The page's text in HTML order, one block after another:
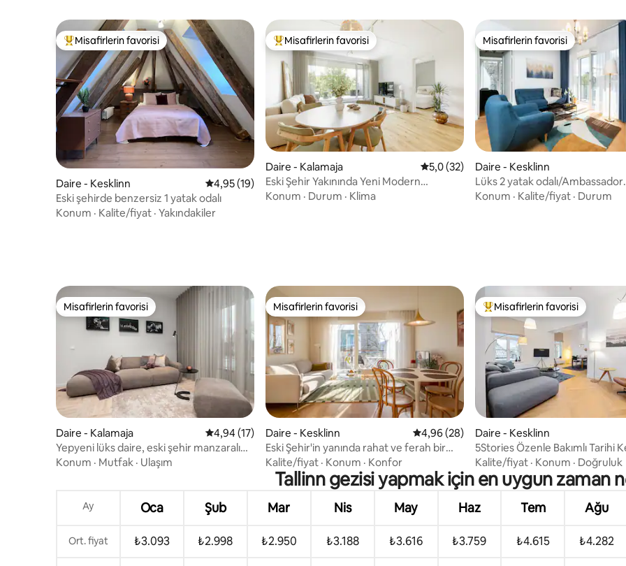
Misafirlerin favorilerinden en beğenilenler arasında
Misafirlerin favorisi
Daire - Kesklinn 5 üzerinden ortalama 4,95 puan, 19 değerlendirme
4,95 (19)
Eski şehirde benzersiz 1 yatak odalı
Konum · Kalite/fiyat · Yakındakiler
Misafirlerin favorilerinden en beğenilenler arasında
Misafirlerin favorisi
Daire - Kalamaja 5 üzerinden ortalama 5,0 puan, 32
5,0 (32)
Eski Şehir Yakınında Yeni Modern
Mücevher
Konum · Durum · Klima
Misafirlerin favorisi
Misafirlerin favorisi
Daire - Kesklinn
Lüks 2 yatak odalı/Ambassador
binası/Asansör/Kent manzarası
Konum · Kalite/fiyat · Durum
Misafirlerin favorisi
Misafirlerin favorisi
Daire - Kalamaja 5 üzerinden ortalama 4,94 puan, 17 değerlendirme
4,94 (17)
Yepyeni lüks daire, eski şehir manzaralı
balkon
Konum · Mutfak · Ulaşım
Misafirlerin favorisi
Misafirlerin favorisi
Daire - Kesklinn 5 üzerinden ortalama 4,96 puan, 28
4,96 (28)
Eski Şehir'in yanında rahat ve ferah bir
daire
Kalite/fiyat · Konum · Konfor
Misafirlerin favorilerinden en
Misafirlerin favorisi
Daire - Kesklinn
5Stories Özenle Bakımlı Tarihi
Lüks Mekân
Kalite/fiyat · Konum · Doğruluk
Tallinn gezisi yapmak için en uygun zaman
Ay Oca Şub Mar Nis May Haz Tem Ağu
Ort. fiyat ₺3.093 ₺2.998 ₺2.950 ₺3.188 ₺3.616 ₺3.759 ₺4.615 ₺4.282